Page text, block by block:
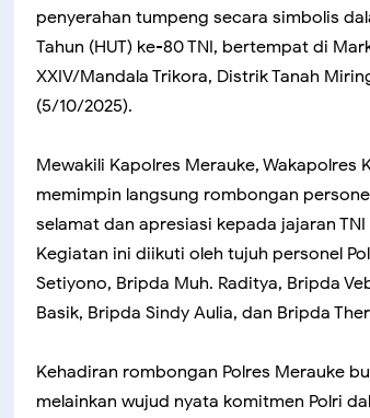
penyerahan tumpeng secara simbolis
Tahun (HUT) ke-80 TNI, bertempat di
XXIV/Mandala Trikora, Distrik Tanah
(5/10/2025).
Mewakili Kapolres Merauke, Wakapolres
memimpin langsung rombongan
selamat dan apresiasi kepada jajaran
Kegiatan ini diikuti oleh tujuh personel
Setiyono, Bripda Muh. Raditya, Bripda
Basik, Bripda Sindy Aulia, dan Bripda
Kehadiran rombongan Polres Merauke
melainkan wujud nyata komitmen Polri